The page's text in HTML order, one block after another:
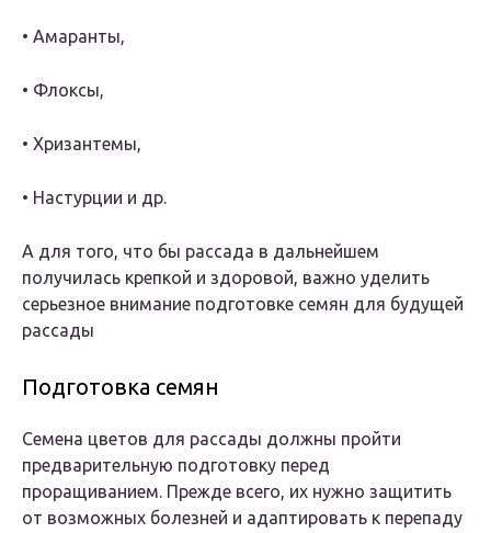
• Амаранты,
• Флоксы,
• Хризантемы,
• Настурции и др.
А для того, что бы рассада в дальнейшем
получилась крепкой и здоровой, важно уделить
серьезное внимание подготовке семян для будущей
рассады
Подготовка семян
Семена цветов для рассады должны пройти
предварительную подготовку перед
проращиванием. Прежде всего, их нужно защитить
от возможных болезней и адаптировать к перепаду